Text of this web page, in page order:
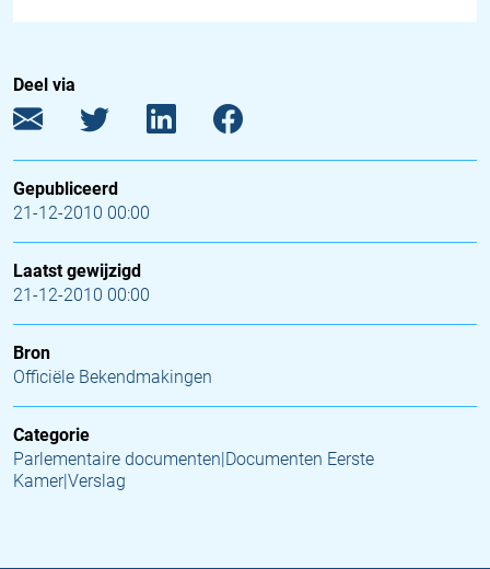
Deel via
Gepubliceerd
21-12-2010 00:00
Laatst gewijzigd
21-12-2010 00:00
Bron
Officiële Bekendmakingen
Categorie
Parlementaire documenten|Documenten Eerste
Kamer|Verslag